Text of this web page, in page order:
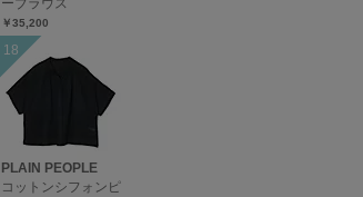
ーブラウス
￥35,200
PLAIN PEOPLE
コットンシフォンピ